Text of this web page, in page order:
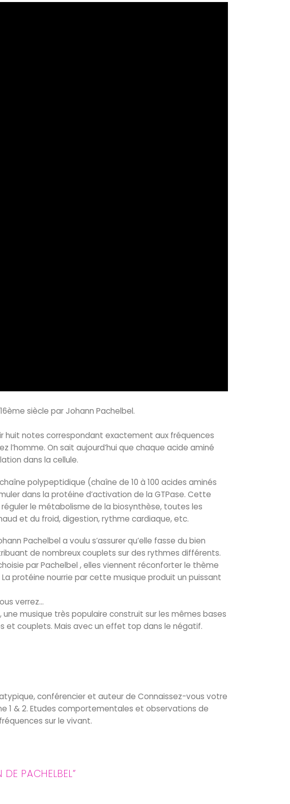
siècle par Johann Pachelbel.
huit notes correspondant exactement aux fréquences
l’homme. On sait aujourd’hui que chaque acide aminé
dans la cellule.
polypeptidique (chaîne de 10 à 100 acides aminés
dans la protéine d’activation de la GTPase. Cette
le métabolisme de la biosynthèse, toutes les
et du froid, digestion, rythme cardiaque, etc.
Pachelbel a voulu s’assurer qu’elle fasse du bien
de nombreux couplets sur des rythmes différents.
par Pachelbel , elles viennent réconforter le thème
protéine nourrie par cette musique produit un puissant
verrez…
musique très populaire construit sur les mêmes bases
et couplets. Mais avec un effet top dans le négatif.
conférencier et auteur de Connaissez-vous votre
1 & 2. Etudes comportementales et observations de
sur le vivant.
PACHELBEL”